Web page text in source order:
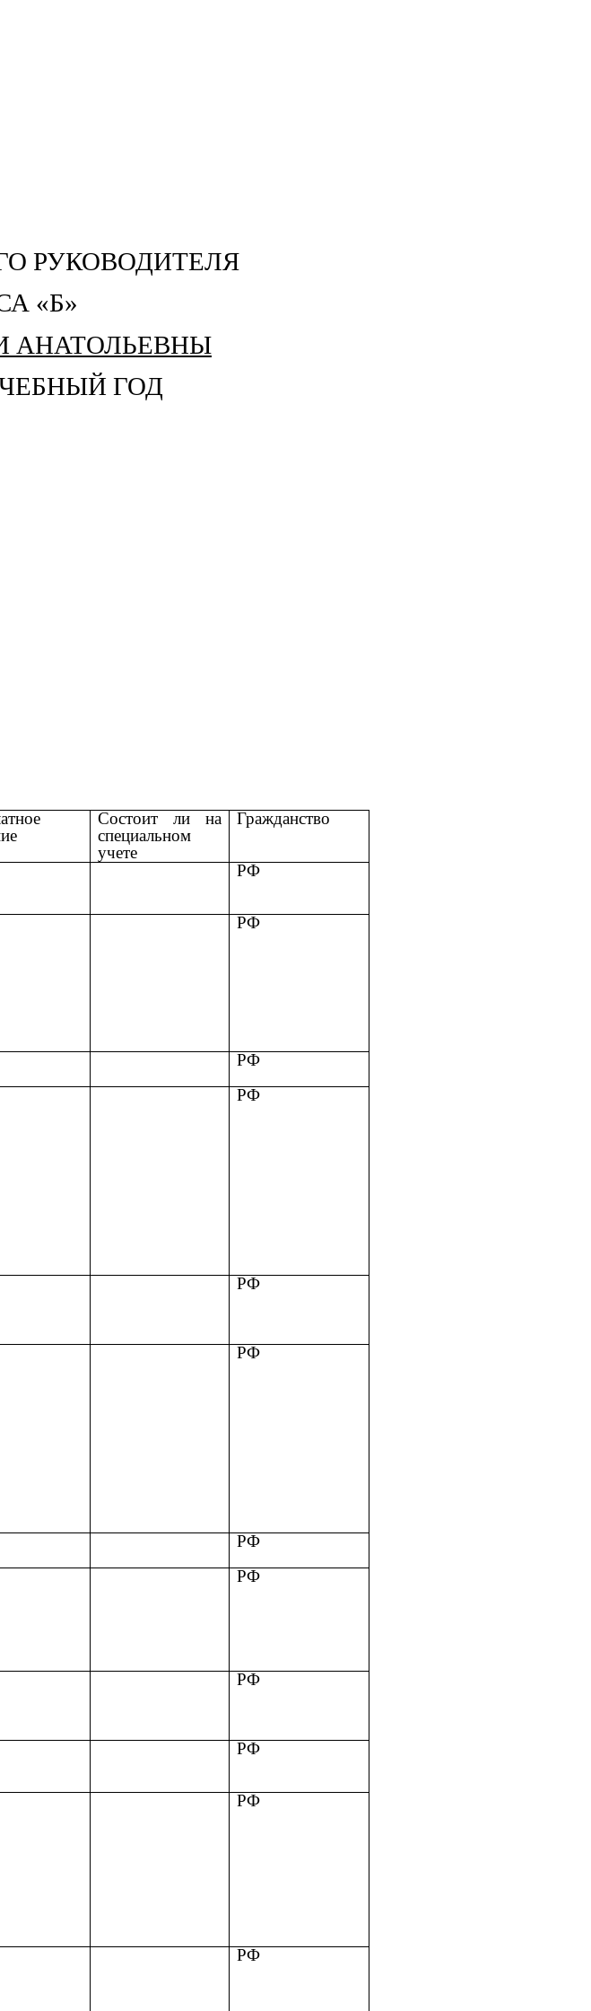
РУКОВОДИТЕЛЯ
«Б»
АНАТОЛЬЕВНЫ
ГОД
Состоит ли на
специальном
учете
Гражданство
РФ
РФ
РФ
РФ
РФ
РФ
РФ
РФ
РФ
РФ
РФ
РФ